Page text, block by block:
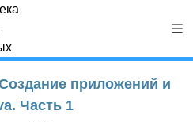
приложений и
Часть 1